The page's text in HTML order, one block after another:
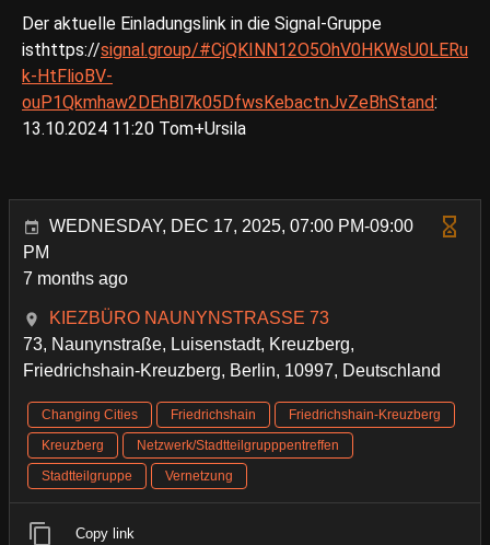
Der aktuelle Einladungslink in die Signal-Gruppe
isthttps://signal.group/#CjQKINN12O5OhV0HKWsU0LERu
k-HtFlioBV-
ouP1Qkmhaw2DEhBl7k05DfwsKebactnJvZeBhStand:
13.10.2024 11:20 Tom+Ursila
WEDNESDAY, DEC 17, 2025, 07:00 PM-09:00
PM
7 months ago
KIEZBÜRO NAUNYNSTRASSE 73
73, Naunynstraße, Luisenstadt, Kreuzberg,
Friedrichshain-Kreuzberg, Berlin, 10997, Deutschland
Changing Cities Friedrichshain
Friedrichshain-Kreuzberg
Kreuzberg
Netzwerk/Stadtteilgrupppentreffen
Stadtteilgruppe
Vernetzung
Copy link